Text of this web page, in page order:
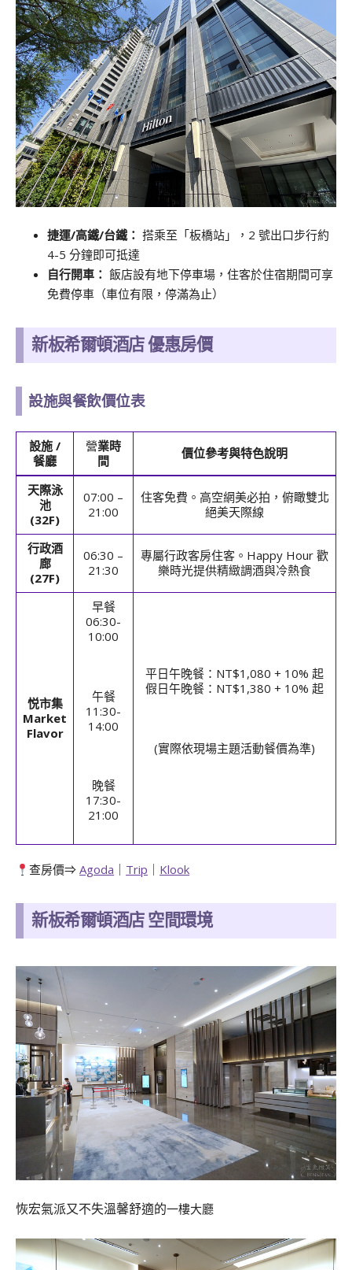
捷運/高鐵/台鐵： 搭乘至「板橋站」，2 號出口步行約
4-5 分鐘即可抵達
自行開車： 飯店設有地下停車場，住客於住宿期間可享
免費停車（車位有限，停滿為止）
新板希爾頓酒店 優惠房價
設施與餐飲價位表
設施 /
餐廳
營業時
間
價位參考與特色說明
天際泳
池
(32F)
07:00 –
21:00
住客免費。高空網美必拍，俯瞰雙北
絕美天際線
行政酒
廊
(27F)
06:30 –
21:30
專屬行政客房住客。Happy Hour 歡
樂時光提供精緻調酒與冷熱食
悦市集
Market
Flavor
早餐
06:30-
10:00
午餐
11:30-
14:00
晚餐
17:30-
21:00
平日午晚餐：NT$1,080 + 10% 起
假日午晚餐：NT$1,380 + 10% 起
(實際依現場主題活動餐價為準)
查房價⇒Agoda Trip Klook
新板希爾頓酒店 空間環境
恢宏氣派又不失溫馨舒適的一樓大廳